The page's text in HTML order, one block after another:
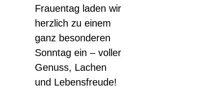
Frauentag laden wir
herzlich zu einem
ganz besonderen
Sonntag ein – voller
Genuss, Lachen
und Lebensfreude!